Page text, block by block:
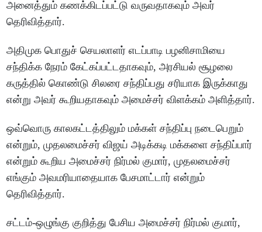
அனைத்தும் கணக்கிடப்பட்டு வருவதாகவும் அவர்
தெரிவித்தார்.
அதிமுக பொதுச் செயலாளர் எடப்பாடி பழனிசாமியை
சந்திக்க நேரம் கேட்கப்பட்டதாகவும், அரசியல் சூழலை
கருத்தில் கொண்டு சிலரை சந்திப்பது சரியாக இருக்காது
என்று அவர் கூறியதாகவும் அமைச்சர் விளக்கம் அளித்தார்.
ஒவ்வொரு காலகட்டத்திலும் மக்கள் சந்திப்பு நடைபெறும்
என்றும், முதலமைச்சர் விஜய் அடிக்கடி மக்களை சந்திப்பார்
என்றும் கூறிய அமைச்சர் நிர்மல் குமார், முதலமைச்சர்
எங்கும் அவமரியாதையாக பேசமாட்டார் என்றும்
தெரிவித்தார்.
சட்டம்-ஒழுங்கு குறித்து பேசிய அமைச்சர் நிர்மல் குமார்,